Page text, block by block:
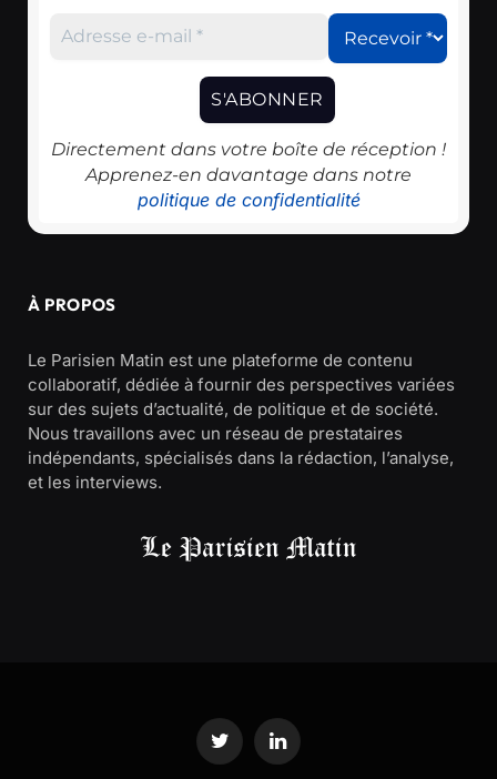
Directement dans votre boîte de réception !
Apprenez-en davantage dans notre
politique de confidentialité
À PROPOS
Le Parisien Matin est une plateforme de contenu
collaboratif, dédiée à fournir des perspectives variées
sur des sujets d’actualité, de politique et de société.
Nous travaillons avec un réseau de prestataires
indépendants, spécialisés dans la rédaction, l’analyse,
et les interviews.
Twitter LinkedIn